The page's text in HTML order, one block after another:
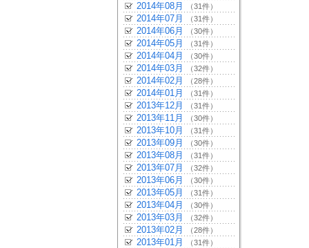
2014年08月 （31件）
2014年07月 （31件）
2014年06月 （30件）
2014年05月 （31件）
2014年04月 （30件）
2014年03月 （32件）
2014年02月 （28件）
2014年01月 （31件）
2013年12月 （31件）
2013年11月 （30件）
2013年10月 （31件）
2013年09月 （30件）
2013年08月 （31件）
2013年07月 （32件）
2013年06月 （30件）
2013年05月 （31件）
2013年04月 （30件）
2013年03月 （32件）
2013年02月 （28件）
2013年01月 （31件）